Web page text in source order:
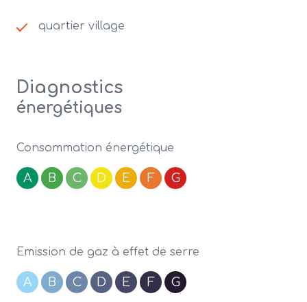
quartier village
Diagnostics
énergétiques
Consommation énergétique
A B C D E F G
Emission de gaz à effet de serre
A B C D E F G